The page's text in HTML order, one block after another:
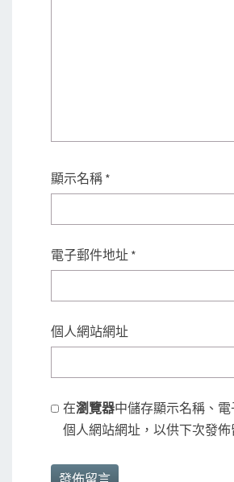
顯示名稱 *
電子郵件地址 *
個人網站網址
在瀏覽器中儲存顯示名稱、
個人網站網址，以供下次發佈